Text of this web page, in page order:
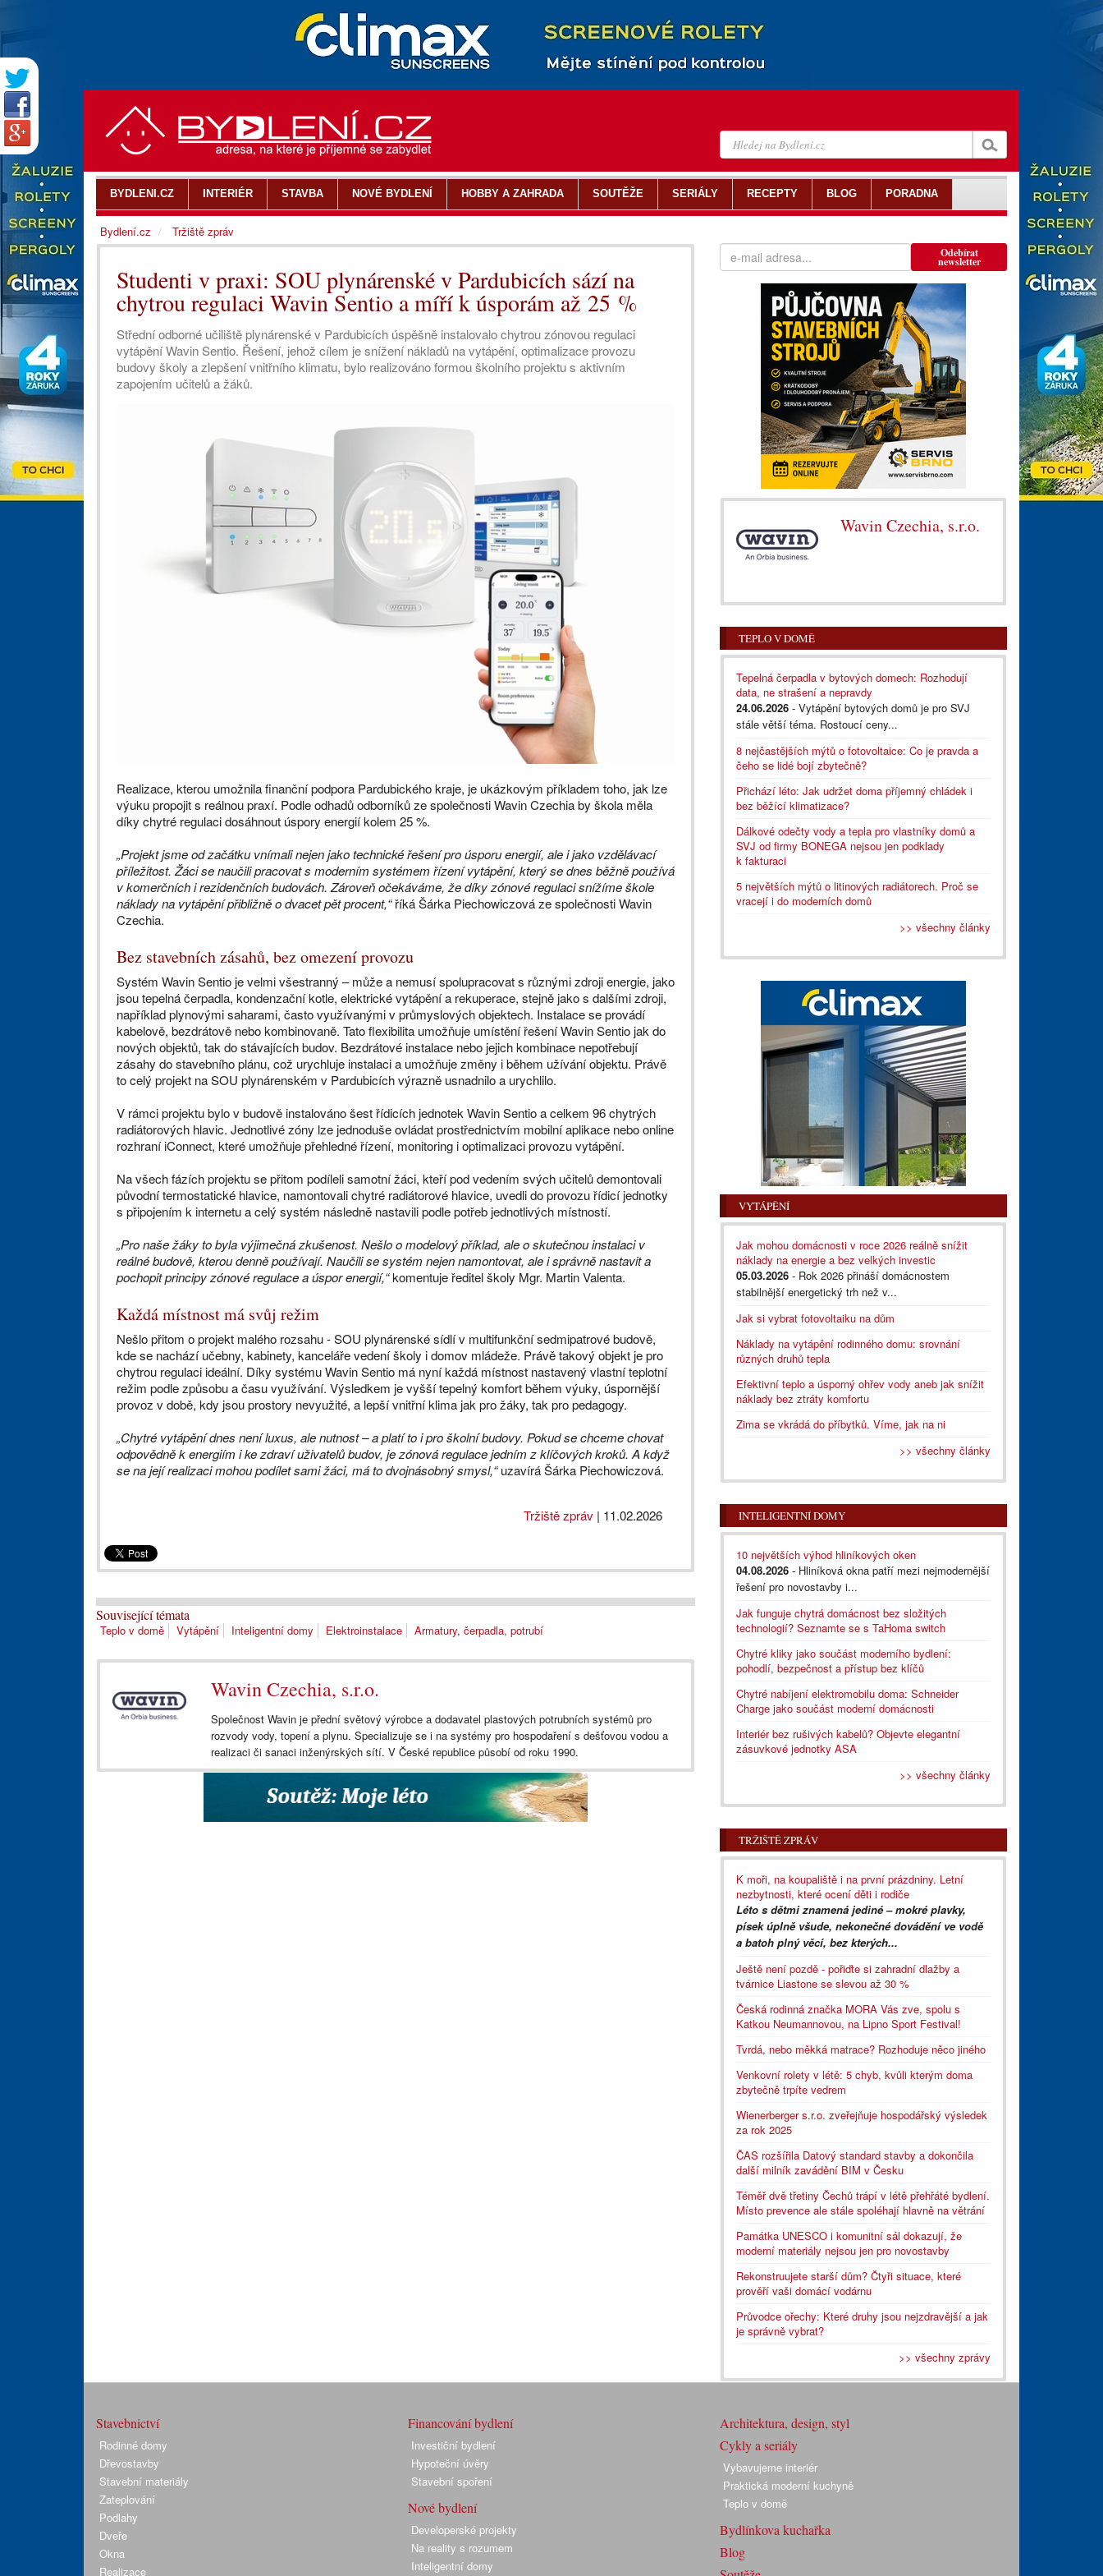
Studenti v praxi: SOU plynárenské v Pardubicích sází na
chytrou regulaci Wavin Sentio a míří k úsporám až 25 %
Střední odborné učiliště plynárenské v Pardubicích úspěšně instalovalo chytrou zónovou regulaci
vytápění Wavin Sentio. Řešení, jehož cílem je snížení nákladů na vytápění, optimalizace provozu
budovy školy a zlepšení vnitřního klimatu, bylo realizováno formou školního projektu s aktivním
zapojením učitelů a žáků.
Realizace, kterou umožnila finanční podpora Pardubického kraje, je ukázkovým příkladem toho, jak lze
výuku propojit s reálnou praxí. Podle odhadů odborníků ze společnosti Wavin Czechia by škola měla
díky chytré regulaci dosáhnout úspory energií kolem 25 %.
„Projekt jsme od začátku vnímali nejen jako technické řešení pro úsporu energií, ale i jako vzdělávací
příležitost. Žáci se naučili pracovat s moderním systémem řízení vytápění, který se dnes běžně používá
v komerčních i rezidenčních budovách. Zároveň očekáváme, že díky zónové regulaci snížíme škole
náklady na vytápění přibližně o dvacet pět procent,“říká Šárka Piechowiczová ze společnosti Wavin
Czechia.
Bez stavebních zásahů, bez omezení provozu
Systém Wavin Sentio je velmi všestranný – může a nemusí spolupracovat s různými zdroji energie, jako
jsou tepelná čerpadla, kondenzační kotle, elektrické vytápění a rekuperace, stejně jako s dalšími zdroji,
například plynovými saharami, často využívanými v průmyslových objektech. Instalace se provádí
kabelově, bezdrátově nebo kombinovaně. Tato flexibilita umožňuje umístění řešení Wavin Sentio jak do
nových objektů, tak do stávajících budov. Bezdrátové instalace nebo jejich kombinace nepotřebují
zásahy do stavebního plánu, což urychluje instalaci a umožňuje změny i během užívání objektu. Právě
to celý projekt na SOU plynárenském v Pardubicích výrazně usnadnilo a urychlilo.
V rámci projektu bylo v budově instalováno šest řídicích jednotek Wavin Sentio a celkem 96 chytrých
radiátorových hlavic. Jednotlivé zóny lze jednoduše ovládat prostřednictvím mobilní aplikace nebo online
rozhraní iConnect, které umožňuje přehledné řízení, monitoring i optimalizaci provozu vytápění.
Na všech fázích projektu se přitom podíleli samotní žáci, kteří pod vedením svých učitelů demontovali
původní termostatické hlavice, namontovali chytré radiátorové hlavice, uvedli do provozu řídicí jednotky
s připojením k internetu a celý systém následně nastavili podle potřeb jednotlivých místností.
„Pro naše žáky to byla výjimečná zkušenost. Nešlo o modelový příklad, ale o skutečnou instalaci v
reálné budově, kterou denně používají. Naučili se systém nejen namontovat, ale i správně nastavit a
pochopit principy zónové regulace a úspor energií,“komentuje ředitel školy Mgr. Martin Valenta.
Každá místnost má svůj režim
Nešlo přitom o projekt malého rozsahu - SOU plynárenské sídlí v multifunkční sedmipatrové budově,
kde se nachází učebny, kabinety, kanceláře vedení školy i domov mládeže. Právě takový objekt je pro
chytrou regulaci ideální. Díky systému Wavin Sentio má nyní každá místnost nastavený vlastní teplotní
režim podle způsobu a času využívání. Výsledkem je vyšší tepelný komfort během výuky, úspornější
provoz v době, kdy jsou prostory nevyužité, a lepší vnitřní klima jak pro žáky, tak pro pedagogy.
„Chytré vytápění dnes není luxus, ale nutnost – a platí to i pro školní budovy. Pokud se chceme chovat
odpovědně k energiím i ke zdraví uživatelů budov, je zónová regulace jedním z klíčových kroků. A když
se na její realizaci mohou podílet sami žáci, má to dvojnásobný smysl,“uzavírá Šárka Piechowiczová.
Tržiště zpráv | 11.02.2026
Související témata
Teplo v domě Vytápění Inteligentní domy Elektroinstalace Armatury, čerpadla, potrubí
Wavin Czechia, s.r.o.
Společnost Wavin je přední světový výrobce a dodavatel plastových potrubních systémů pro
rozvody vody, topení a plynu. Specializuje se i na systémy pro hospodaření s dešťovou vodou a
realizaci či sanaci inženýrských sítí. V České republice působí od roku 1990.
Odebírat
newsletter
Wavin Czechia, s.r.o.
TEPLO V DOMĚ
Tepelná čerpadla v bytových domech: Rozhodují
data, ne strašení a nepravdy
24.06.2026 - Vytápění bytových domů je pro SVJ
stále větší téma. Rostoucí ceny...
8 nejčastějších mýtů o fotovoltaice: Co je pravda a
čeho se lidé bojí zbytečně?
Přichází léto: Jak udržet doma příjemný chládek i
bez běžící klimatizace?
Dálkové odečty vody a tepla pro vlastníky domů a
SVJ od firmy BONEGA nejsou jen podklady
k fakturaci
5 největších mýtů o litinových radiátorech. Proč se
vracejí i do moderních domů
>> všechny články
VYTÁPĚNÍ
Jak mohou domácnosti v roce 2026 reálně snížit
náklady na energie a bez velkých investic
05.03.2026 - Rok 2026 přináší domácnostem
stabilnější energetický trh než v...
Jak si vybrat fotovoltaiku na dům
Náklady na vytápění rodinného domu: srovnání
různých druhů tepla
Efektivní teplo a úsporný ohřev vody aneb jak snížit
náklady bez ztráty komfortu
Zima se vkrádá do příbytků. Víme, jak na ni
>> všechny články
INTELIGENTNÍ DOMY
10 největších výhod hliníkových oken
04.08.2026 - Hliníková okna patří mezi nejmodernější
řešení pro novostavby i...
Jak funguje chytrá domácnost bez složitých
technologií? Seznamte se s TaHoma switch
Chytré kliky jako součást moderního bydlení:
pohodlí, bezpečnost a přístup bez klíčů
Chytré nabíjení elektromobilu doma: Schneider
Charge jako součást moderní domácnosti
Interiér bez rušivých kabelů? Objevte elegantní
zásuvkové jednotky ASA
>> všechny články
TRŽIŠTĚ ZPRÁV
K moři, na koupaliště i na první prázdniny. Letní
nezbytnosti, které ocení děti i rodiče
Léto s dětmi znamená jediné – mokré plavky,
písek úplně všude, nekonečné dovádění ve vodě
a batoh plný věcí, bez kterých...
Ještě není pozdě - pořiďte si zahradní dlažby a
tvárnice Liastone se slevou až 30 %
Česká rodinná značka MORA Vás zve, spolu s
Katkou Neumannovou, na Lipno Sport Festival!
Tvrdá, nebo měkká matrace? Rozhoduje něco jiného
Venkovní rolety v létě: 5 chyb, kvůli kterým doma
zbytečně trpíte vedrem
Wienerberger s.r.o. zveřejňuje hospodářský výsledek
za rok 2025
ČAS rozšířila Datový standard stavby a dokončila
další milník zavádění BIM v Česku
Téměř dvě třetiny Čechů trápí v létě přehřáté bydlení.
Místo prevence ale stále spoléhají hlavně na větrání
Památka UNESCO i komunitní sál dokazují, že
moderní materiály nejsou jen pro novostavby
Rekonstruujete starší dům? Čtyři situace, které
prověří vaši domácí vodárnu
Průvodce ořechy: Které druhy jsou nejzdravější a jak
je správně vybrat?
>> všechny zprávy
BYDLENI.CZ INTERIÉR STAVBA NOVÉ BYDLENÍ HOBBY A ZAHRADA SOUTĚŽE SERIÁLY RECEPTY BLOG PORADNA
Bydlení.cz Tržiště zpráv
Stavebnictví
Rodinné domy
Dřevostavby
Stavební materiály
Zateplování
Podlahy
Dveře
Okna
Realizace
Financování bydlení
Investiční bydlení
Hypoteční úvěry
Stavební spoření
Nové bydlení
Developerské projekty
Na reality s rozumem
Inteligentní domy
Architektura, design, styl
Cykly a seriály
Vybavujeme interiér
Praktická moderní kuchyně
Teplo v domě
Bydlínkova kuchařka
Blog